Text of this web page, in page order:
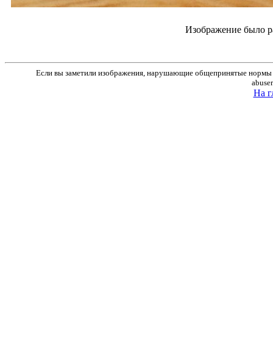
Изображение было
Если вы заметили изображения, нарушающие общепринятые нормы
На